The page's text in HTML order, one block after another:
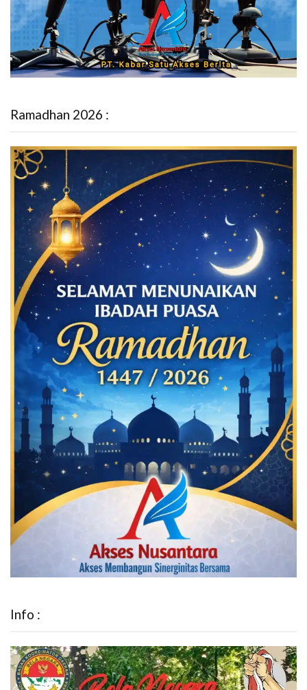
Ramadhan 2026 :
Info :